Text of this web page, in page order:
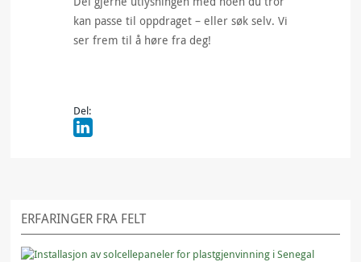
kan passe til oppdraget – eller søk selv. Vi
ser frem til å høre fra deg!
Del:
ERFARINGER FRA FELT